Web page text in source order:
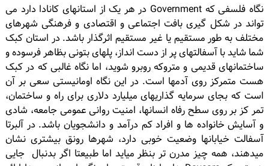
نگاه فلسفی که Government در هر یک از استانهای کانادا دارد می
تواند در شکل گیری بافت اجتماعی و اقتصادی و فرهنگی شهرهای
مختلف به طور مستقیم یا غیر مستقیم اثرگذار باشد. در استان کبک
شما شاید با آسفالتهای پر از دست انداز، پلهای بتونی بظاهر فرسوده و
ساختمانهای قدیمی و متروکه روبرو شوید، اما نگاه غالبی که در کبک
هست متمرکز روی آدمها است. در این نگاه اومانیستی سعی بر آن
است که بجای سرمایه گذاریهای میلیارد دلاری برای راه و ساختمان،
تمر کز بر روی سطح رفاه انسانها، امنیت روانی عمومی جامعه، شادی
و آسایش خانواده ها و افراد کم درآمد و دانشجویان باشد. در آلبرتا
آسفالت خیابانها وضعیت خوبی دارد، شهرها رونق بیشتری نشان
میدهند، همه چیز مدرن تر بنظر میاید اما طبیعتا اگر بدنبال جایی